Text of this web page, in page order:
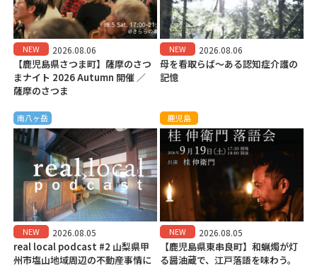
NEW 2026.08.06
【鹿児島県さつま町】薩摩のさつ
まナイト 2026 Autumn 開催 ／
薩摩のさつま
NEW 2026.08.06
母を看取らば～ある認知症介護の
記憶
南八ヶ岳
NEW 2026.08.05
real local podcast #2 山梨県甲
州市塩山地域周辺の不動産事情に
鹿児島
NEW 2026.08.05
【鹿児島県東串良町】和蝋燭が灯
る醤油蔵で、江戸落語を味わう。